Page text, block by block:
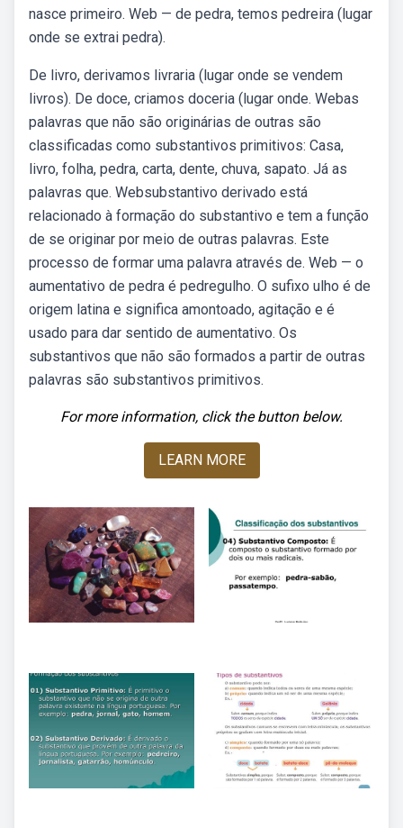
nasce primeiro. Web — de pedra, temos pedreira (lugar
onde se extrai pedra).
De livro, derivamos livraria (lugar onde se vendem
livros). De doce, criamos doceria (lugar onde. Webas
palavras que não são originárias de outras são
classificadas como substantivos primitivos: Casa,
livro, folha, pedra, carta, dente, chuva, sapato. Já as
palavras que. Websubstantivo derivado está
relacionado à formação do substantivo e tem a função
de se originar por meio de outras palavras. Este
processo de formar uma palavra através de. Web — o
aumentativo de pedra é pedregulho. O sufixo ulho é de
origem latina e significa amontoado, agitação e é
usado para dar sentido de aumentativo. Os
substantivos que não são formados a partir de outras
palavras são substantivos primitivos.
For more information, click the button below.
LEARN MORE